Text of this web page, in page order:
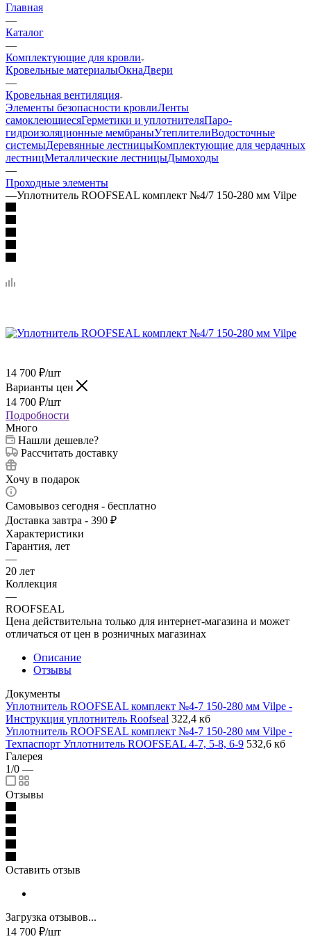
Главная
—
Каталог
—
Комплектующие для кровли
Кровельные материалыОкнаДвери
—
Кровельная вентиляция
Элементы безопасности кровлиЛенты
самоклеющиесяГерметики и уплотнителяПаро-
гидроизоляционные мембраныУтеплителиВодосточные
системыДеревянные лестницыКомплектующие для чердачных
лестницМеталлические лестницыДымоходы
—
Проходные элементы
—Уплотнитель ROOFSEAL комплект №4/7 150-280 мм Vilpe
14 700 ₽/шт
Варианты цен
14 700 ₽/шт
Подробности
Много
Нашли дешевле?
Рассчитать доставку
Хочу в подарок
Самовывоз сегодня - бесплатно
Доставка завтра - 390 ₽
Характеристики
Гарантия, лет
—
20 лет
Коллекция
—
ROOFSEAL
Цена действительна только для интернет-магазина и может
отличаться от цен в розничных магазинах
Описание
Отзывы
Документы
Уплотнитель ROOFSEAL комплект №4-7 150-280 мм Vilpe -
Инструкция уплотнитель Roofseal 322,4 кб
Уплотнитель ROOFSEAL комплект №4-7 150-280 мм Vilpe -
Техпаспорт Уплотнитель ROOFSEAL 4-7, 5-8, 6-9 532,6 кб
Галерея
1/0 —
Отзывы
Оставить отзыв
Загрузка отзывов...
14 700 ₽/шт